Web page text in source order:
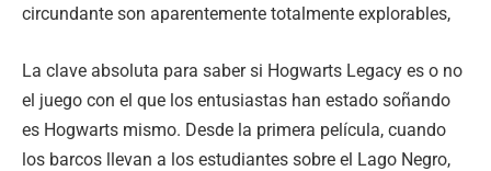
circundante son aparentemente totalmente explorables,
La clave absoluta para saber si Hogwarts Legacy es o no
el juego con el que los entusiastas han estado soñando
es Hogwarts mismo. Desde la primera película, cuando
los barcos llevan a los estudiantes sobre el Lago Negro,